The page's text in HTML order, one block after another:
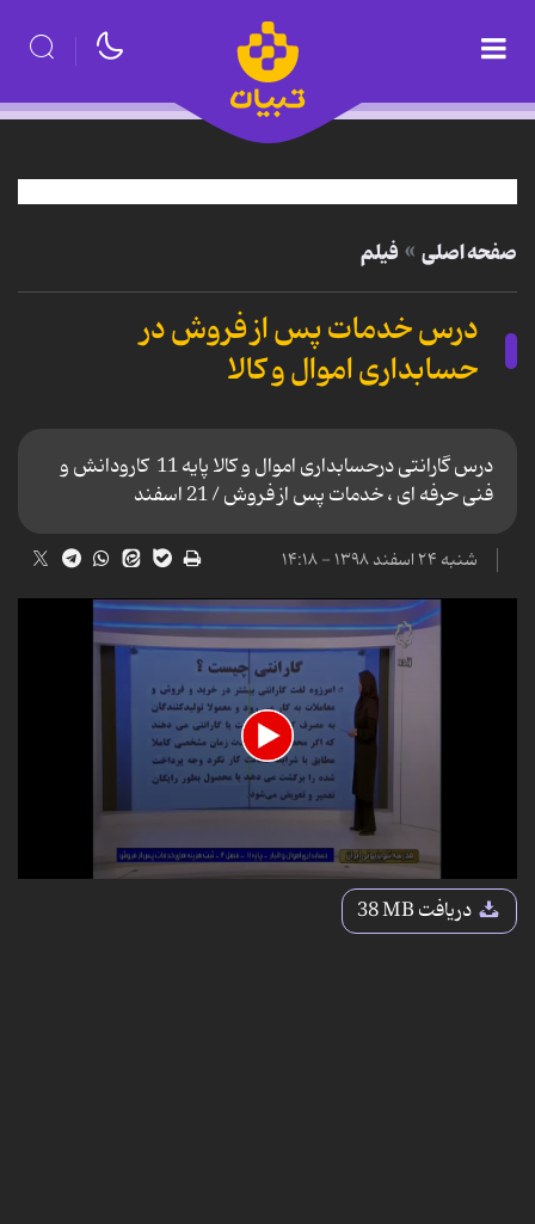
صفحه اصلی فیلم
درس خدمات پس از فروش در
حسابداری اموال و کالا
درس گارانتی درحسابداری اموال و کالا پایه 11 کارودانش و
فنی حرفه ای ، خدمات پس از فروش / 21 اسفند
شنبه ۲۴ اسفند ۱۳۹۸ - ۱۴:۱۸
0
دریافت38 MB